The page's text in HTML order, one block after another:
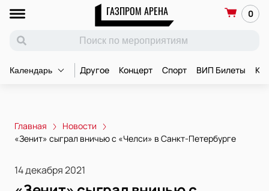
ГАЗПРОМ АРЕНА 0
Календарь Другое Концерт Спорт ВИП Билеты
Главная
Новости
«Зенит» сыграл вничью с «Челси» в Санкт-Петербурге
14 декабря 2021